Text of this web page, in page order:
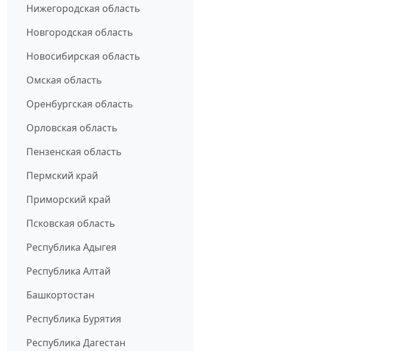
Нижегородская область
Новгородская область
Новосибирская область
Омская область
Оренбургская область
Орловская область
Пензенская область
Пермский край
Приморский край
Псковская область
Республика Адыгея
Республика Алтай
Башкортостан
Республика Бурятия
Республика Дагестан